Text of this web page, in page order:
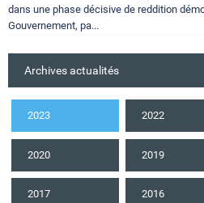
dans une phase décisive de reddition
Gouvernement, pa...
Archives actualités
2023 2022
2020 2019
2017 2016